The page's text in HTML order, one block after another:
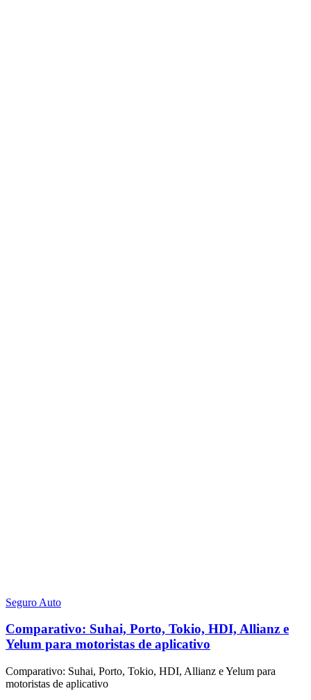
Seguro Auto
Comparativo: Suhai, Porto, Tokio, HDI, Allianz e
Yelum para motoristas de aplicativo
Comparativo: Suhai, Porto, Tokio, HDI, Allianz e Yelum para
motoristas de aplicativo